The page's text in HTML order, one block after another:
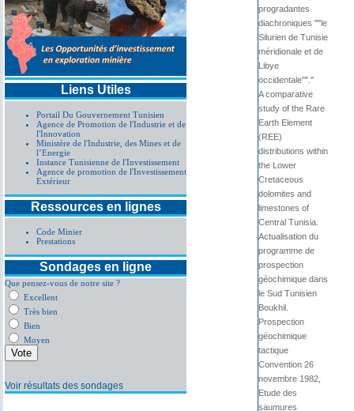
Liens Utiles
Portail Du Gouvernement Tunisien
Agence de Promotion de l'Industrie et de
l'Innovation
Ministère de l'Industrie, des Mines et de
l’Energie
Instance Tunisienne de l'Investissement
Agence de promotion de l'Investissement
Extérieur
Ressources en lignes
Code Minier
Prestations
Sondages en ligne
Que pensez-vous de notre site ?
Excellent
Très bien
Bien
Moyen
Voir résultats des sondages
progradantes
diachroniques ""le
Silurien de Tunisie
méridionale et de
Libye
occidentale""."
A comparative
study of the Rare
Earth Element
(REE)
distributions within
the Lower
Cretaceous
dolomites and
limestones of
Central Tunisia.
Actualisation du
programme de
prospection
géochimique dans
le Sud Tunisien
Boukhil.
Prospection
géochimique
tactique
Convention 26
novembre 1982,
Etude des
saumures